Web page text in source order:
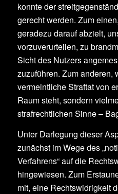
konnte der
gerecht werden. Zum
geradezu darauf abzielt,
vorzuverurteilen, zu
Sicht des Nutzers
zuzuführen. Zum anderen,
vermeintliche Straftat von
Raum steht, sondern
strafrechtlichen Sinne –
Unter Darlegung dieser
zunächst im Wege des
Verfahrens“ auf die
hingewiesen. Zum
mit, eine Rechtswidrigkeit